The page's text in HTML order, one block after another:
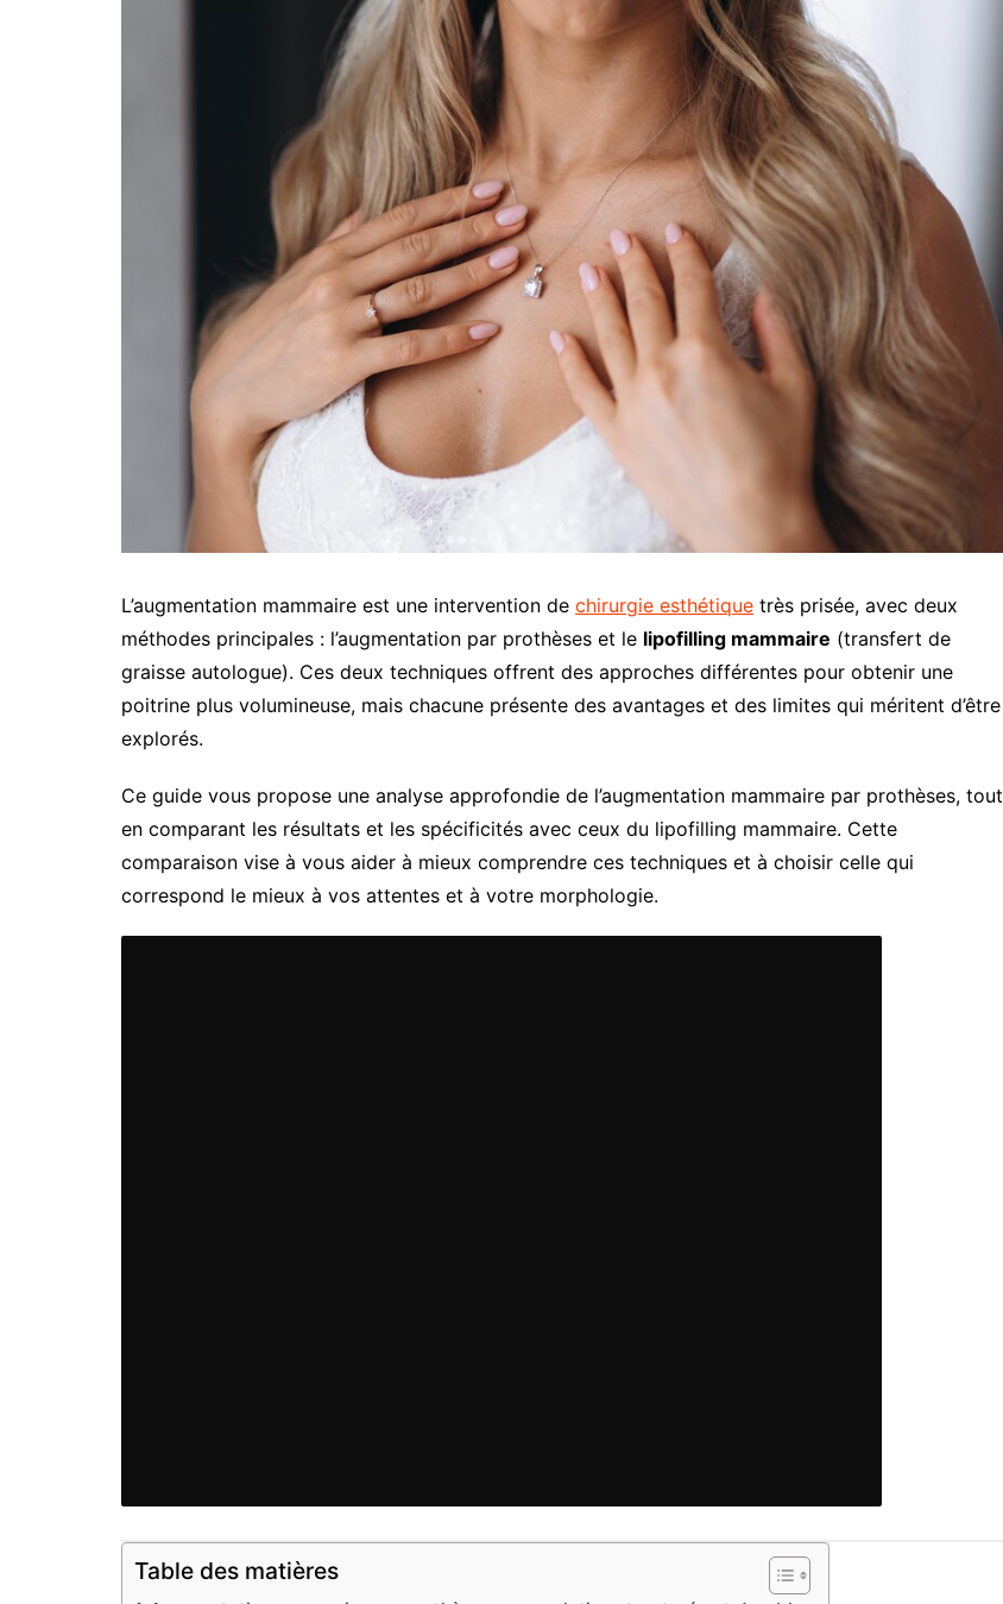
Comment se passe la
première consultation pour
une augmentation
Les prothèses mammaires ?
Comment elles sont faîtes ?
L’augmentation mammaire est une intervention de chirurgie esthétique très prisée, avec deux
méthodes principales : l’augmentation par prothèses et le lipofilling mammaire (transfert de
graisse autologue). Ces deux techniques offrent des approches différentes pour obtenir une
poitrine plus volumineuse, mais chacune présente des avantages et des limites qui méritent d’être
explorés.
Ce guide vous propose une analyse approfondie de l’augmentation mammaire par prothèses, tout
en comparant les résultats et les spécificités avec ceux du lipofilling mammaire. Cette
comparaison vise à vous aider à mieux comprendre ces techniques et à choisir celle qui
correspond le mieux à vos attentes et à votre morphologie.
Table des matières